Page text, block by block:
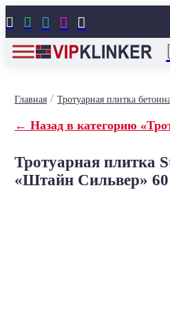
    
Главная/ Тротуарная плитка
← Назад в категорию
Тротуарная плитка
«Штайн Сильвер»